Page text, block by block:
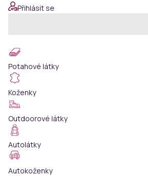
Přihlásit se
Potahové látky
Koženky
Outdoorové látky
Autolátky
Autokoženky